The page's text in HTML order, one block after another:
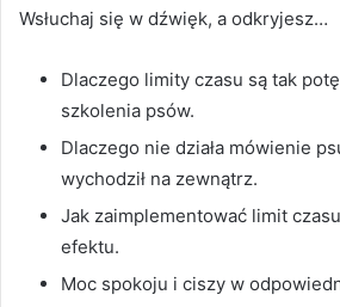
Wsłuchaj się w dźwięk, a odkryjesz…
Dlaczego limity czasu są tak
szkolenia psów.
Dlaczego nie działa mówienie
wychodził na zewnątrz.
Jak zaimplementować limit
efektu.
Moc spokoju i ciszy w